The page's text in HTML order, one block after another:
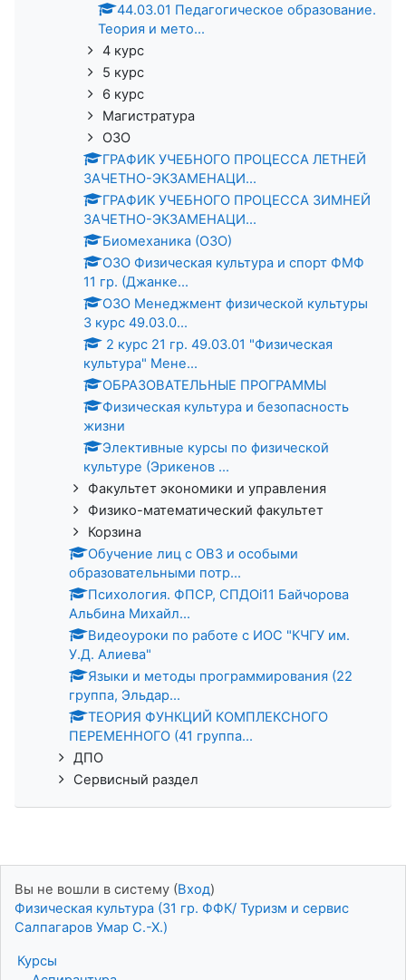
44.03.01 Педагогическое образование.
Теория и мето...
4 курс
5 курс
6 курс
Магистратура
ОЗО
ГРАФИК УЧЕБНОГО ПРОЦЕССА ЛЕТНЕЙ
ЗАЧЕТНО-ЭКЗАМЕНАЦИ...
ГРАФИК УЧЕБНОГО ПРОЦЕССА ЗИМНЕЙ
ЗАЧЕТНО-ЭКЗАМЕНАЦИ...
Биомеханика (ОЗО)
ОЗО Физическая культура и спорт ФМФ
11 гр. (Джанке...
ОЗО Менеджмент физической культуры
3 курс 49.03.0...
2 курс 21 гр. 49.03.01 "Физическая
культура" Мене...
ОБРАЗОВАТЕЛЬНЫЕ ПРОГРАММЫ
Физическая культура и безопасность
жизни
Элективные курсы по физической
культуре (Эрикенов ...
Факультет экономики и управления
Физико-математический факультет
Корзина
Обучение лиц с ОВЗ и особыми
образовательными потр...
Психология. ФПСР, СПДОi11 Байчорова
Альбина Михайл...
Видеоуроки по работе с ИОС "КЧГУ им.
У.Д. Алиева"
Языки и методы программирования (22
группа, Эльдар...
ТЕОРИЯ ФУНКЦИЙ КОМПЛЕКСНОГО
ПЕРЕМЕННОГО (41 группа...
ДПО
Сервисный раздел
Вы не вошли в систему (Вход)
Физическая культура (31 гр. ФФК/ Туризм и сервис
Салпагаров Умар С.-Х.)
Курсы